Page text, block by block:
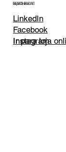
REDES SOCIAIS
LinkedIn
Facebook
Instagram
Loja Online
Ir para loja